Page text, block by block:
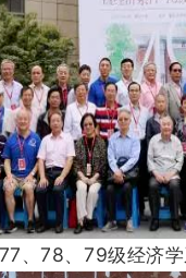
、78、79级经济